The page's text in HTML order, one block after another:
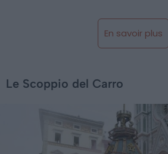
En savoir plus
Le Scoppio del Carro